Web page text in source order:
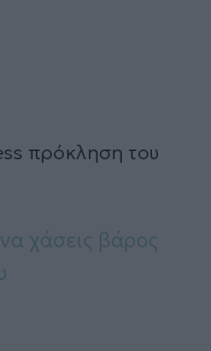
πρόκληση του